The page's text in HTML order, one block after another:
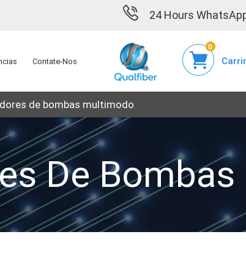
24 Hours
Contate-Nos
0
de bombas multimodo
De